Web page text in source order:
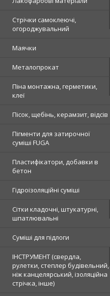
Стрічки самоклеючі,
огороджувальний
Маячки
Металопрокат
Піна монтажна, герметики,
клеї
Пісок, щебінь, керамзит, відсів
Пігменти для затирочної
суміші FUGA
Пластифікатори, добавки в
бетон
Гідроізоляційні суміші
Сітки кладочні, штукатурні,
шпатлювальні
Суміші для підлоги
ІНСТРУМЕНТ (свердла,
рулетки, степлер будівельний,
ніж канцелярський, ізоляційна
стрічка, інше)